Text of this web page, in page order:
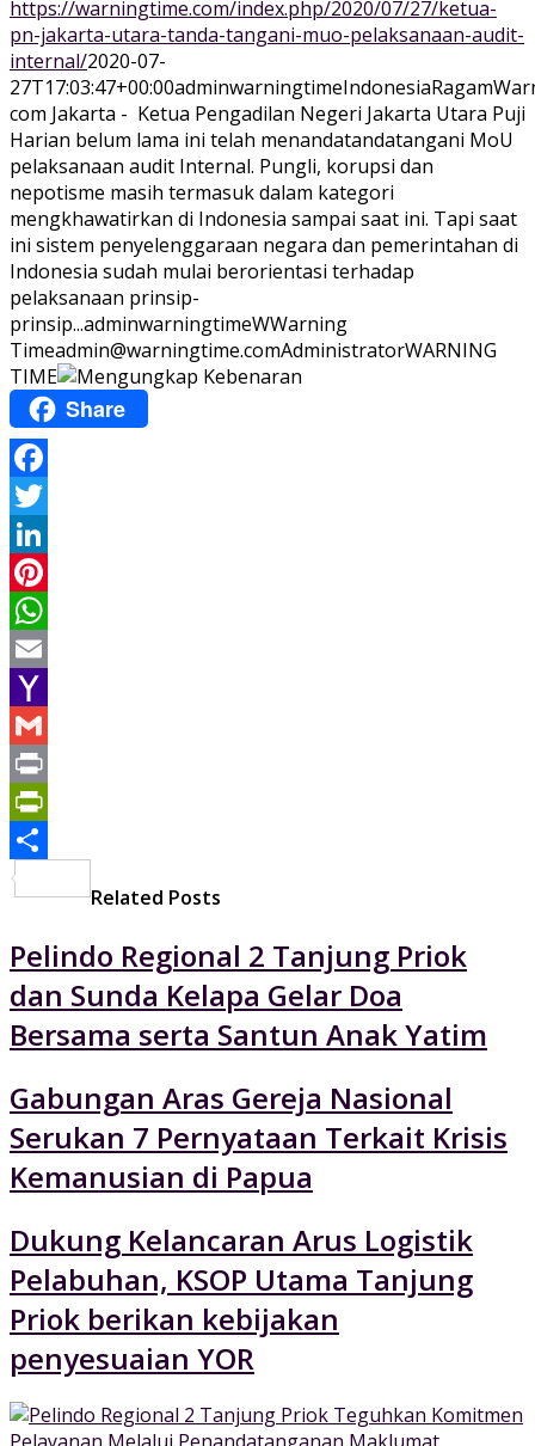
https://warningtime.com/index.php/2020/07/27/ketua-
pn-jakarta-utara-tanda-tangani-muo-pelaksanaan-audit-
internal/2020-07-
27T17:03:47+00:00adminwarningtimeIndonesiaRagam
com Jakarta - Ketua Pengadilan Negeri Jakarta Utara Puji
Harian belum lama ini telah menandatandatangani MoU
pelaksanaan audit Internal. Pungli, korupsi dan
nepotisme masih termasuk dalam kategori
mengkhawatirkan di Indonesia sampai saat ini. Tapi saat
ini sistem penyelenggaraan negara dan pemerintahan di
Indonesia sudah mulai berorientasi terhadap
pelaksanaan prinsip-
prinsip...adminwarningtimeWWarning
Timeadmin@warningtime.comAdministratorWARNING
TIME
Share
Facebook
Twitter
LinkedIn
Pinterest
WhatsApp
Email
Yahoo
Mail
Gmail
Print
PrintFriendly
Related Posts
Pelindo Regional 2 Tanjung Priok
dan Sunda Kelapa Gelar Doa
Bersama serta Santun Anak Yatim
Gabungan Aras Gereja Nasional
Serukan 7 Pernyataan Terkait Krisis
Kemanusian di Papua
Dukung Kelancaran Arus Logistik
Pelabuhan, KSOP Utama Tanjung
Priok berikan kebijakan
penyesuaian YOR